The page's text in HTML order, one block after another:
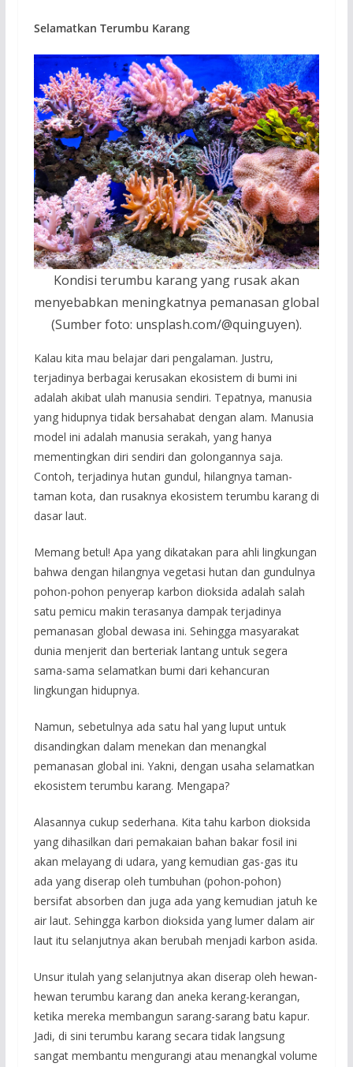
Selamatkan Terumbu Karang
Kondisi terumbu karang yang rusak akan
menyebabkan meningkatnya pemanasan global
(Sumber foto: unsplash.com/@quinguyen).
Kalau kita mau belajar dari pengalaman. Justru,
terjadinya berbagai kerusakan ekosistem di bumi ini
adalah akibat ulah manusia sendiri. Tepatnya, manusia
yang hidupnya tidak bersahabat dengan alam. Manusia
model ini adalah manusia serakah, yang hanya
mementingkan diri sendiri dan golongannya saja.
Contoh, terjadinya hutan gundul, hilangnya taman-
taman kota, dan rusaknya ekosistem terumbu karang di
dasar laut.
Memang betul! Apa yang dikatakan para ahli lingkungan
bahwa dengan hilangnya vegetasi hutan dan gundulnya
pohon-pohon penyerap karbon dioksida adalah salah
satu pemicu makin terasanya dampak terjadinya
pemanasan global dewasa ini. Sehingga masyarakat
dunia menjerit dan berteriak lantang untuk segera
sama-sama selamatkan bumi dari kehancuran
lingkungan hidupnya.
Namun, sebetulnya ada satu hal yang luput untuk
disandingkan dalam menekan dan menangkal
pemanasan global ini. Yakni, dengan usaha selamatkan
ekosistem terumbu karang. Mengapa?
Alasannya cukup sederhana. Kita tahu karbon dioksida
yang dihasilkan dari pemakaian bahan bakar fosil ini
akan melayang di udara, yang kemudian gas-gas itu
ada yang diserap oleh tumbuhan (pohon-pohon)
bersifat absorben dan juga ada yang kemudian jatuh ke
air laut. Sehingga karbon dioksida yang lumer dalam air
laut itu selanjutnya akan berubah menjadi karbon asida.
Unsur itulah yang selanjutnya akan diserap oleh hewan-
hewan terumbu karang dan aneka kerang-kerangan,
ketika mereka membangun sarang-sarang batu kapur.
Jadi, di sini terumbu karang secara tidak langsung
sangat membantu mengurangi atau menangkal volume